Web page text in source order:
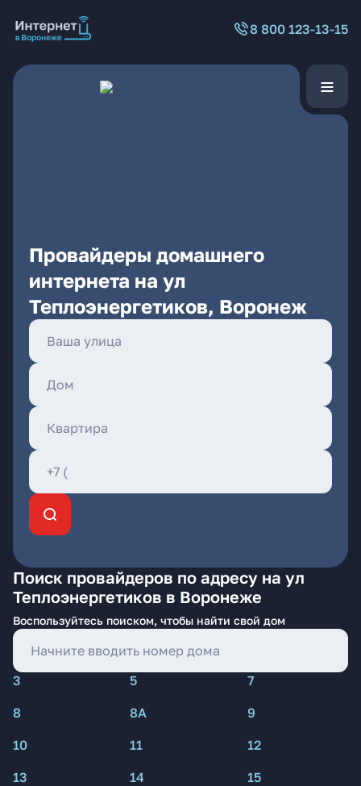
8 800 123-13-15
Провайдеры домашнего
интернета на ул
Теплоэнергетиков, Воронеж
Поиск провайдеров по адресу на ул
Теплоэнергетиков в Воронеже
Воспользуйтесь поиском, чтобы найти свой дом
3 5
7
8
8А
9
10
11
12
13
14
15